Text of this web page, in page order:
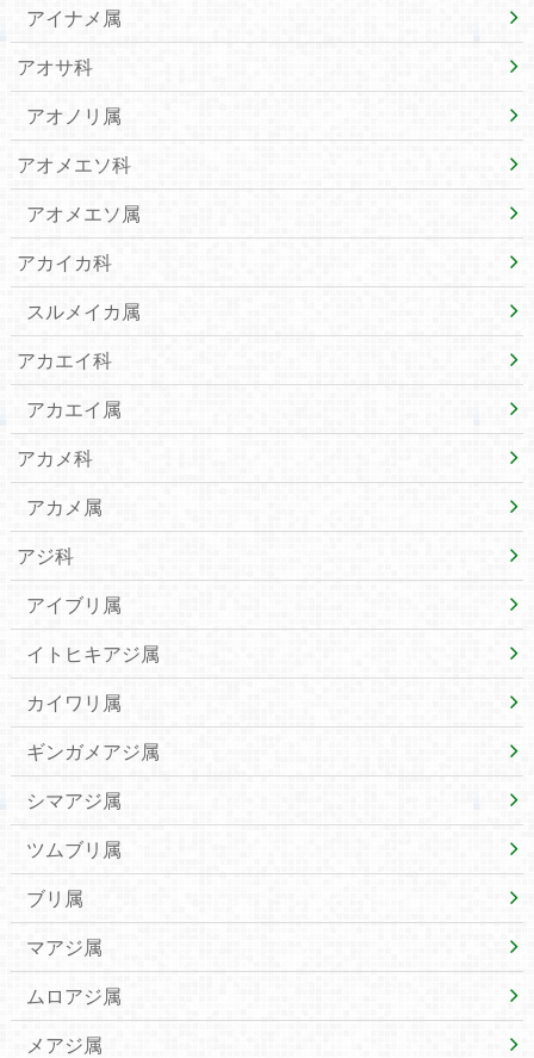
アイナメ属
アオサ科
アオノリ属
アオメエソ科
アオメエソ属
アカイカ科
スルメイカ属
アカエイ科
アカエイ属
アカメ科
アカメ属
アジ科
アイブリ属
イトヒキアジ属
カイワリ属
ギンガメアジ属
シマアジ属
ツムブリ属
ブリ属
マアジ属
ムロアジ属
メアジ属